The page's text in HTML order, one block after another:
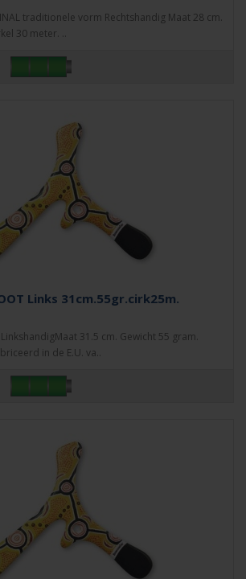
traditionele vorm Rechtshandig Maat 28 cm.
30 meter. ..
Links 31cm.55gr.cirk25m.
31.5 cm. Gewicht 55 gram.
in de E.U. va..